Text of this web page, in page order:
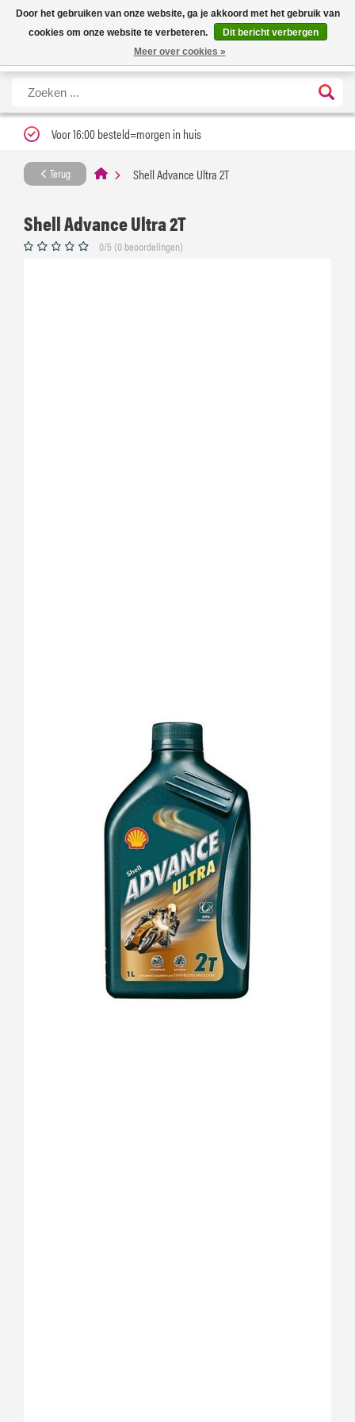
Nieuwe levertijd: 1 tot 3 werkdagen | Nu 25% korting op gehele assortiment
Carfume met kortingscode ''verfrissend''
X
Voor 16:00 besteld=morgen in huis
Terug Shell Advance Ultra 2T
Shell Advance Ultra 2T
0/5 (0 beoordelingen)
Door het gebruiken van onze website, ga je akkoord met het gebruik van
cookies om onze website te verbeteren.
Dit bericht verbergen
Meer over cookies »